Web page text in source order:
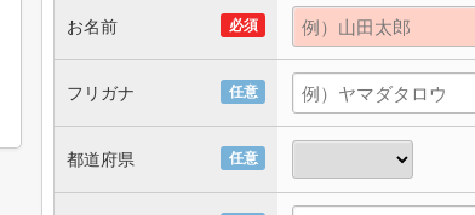
必須
お名前
任意
フリガナ
任意
都道府県